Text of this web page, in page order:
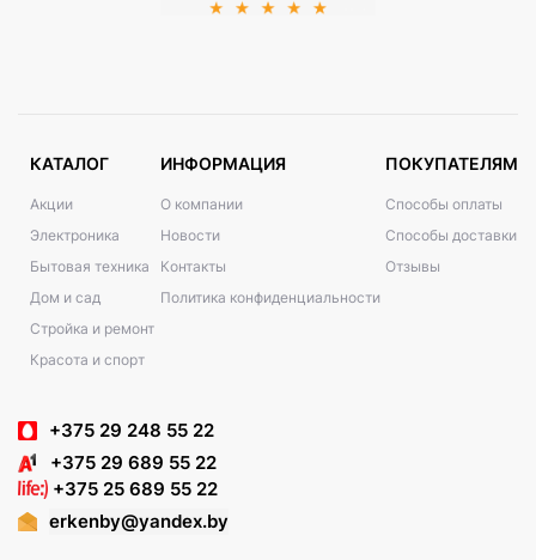
КАТАЛОГ
Акции
Электроника
Бытовая техника
Дом и сад
Стройка и ремонт
Красота и спорт
ИНФОРМАЦИЯ
О компании
Новости
Контакты
Политика конфиденциальности
ПОКУПАТЕЛЯМ
Способы оплаты
Способы доставки
Отзывы
+375 29 248 55 22
+375 29 689 55 22
+375 25 689 55 22
erkenby@yandex.by